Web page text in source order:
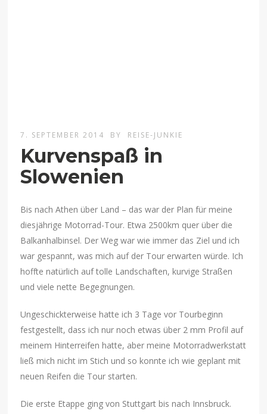
7. SEPTEMBER 2014 BY REISE-JUNKIE
Kurvenspaß in
Slowenien
Bis nach Athen über Land – das war der Plan für meine
diesjährige Motorrad-Tour. Etwa 2500km quer über die
Balkanhalbinsel. Der Weg war wie immer das Ziel und ich
war gespannt, was mich auf der Tour erwarten würde. Ich
hoffte natürlich auf tolle Landschaften, kurvige Straßen
und viele nette Begegnungen.
Ungeschickterweise hatte ich 3 Tage vor Tourbeginn
festgestellt, dass ich nur noch etwas über 2 mm Profil auf
meinem Hinterreifen hatte, aber meine Motorradwerkstatt
ließ mich nicht im Stich und so konnte ich wie geplant mit
neuen Reifen die Tour starten.
Die erste Etappe ging von Stuttgart bis nach Innsbruck.